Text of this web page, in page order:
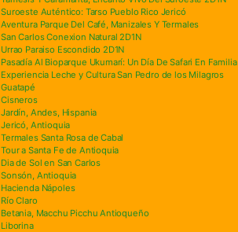
Suroeste Auténtico: Tarso Pueblo Rico Jericó
Aventura Parque Del Café, Manizales Y Termales
San Carlos Conexion Natural 2D1N
Urrao Paraiso Escondido 2D1N
Pasadía Al Bioparque Ukumarí: Un Día De Safari En Familia
Experiencia Leche y Cultura San Pedro de los Milagros
Guatapé
Cisneros
Jardín, Andes, Hispania
Jericó, Antioquia
Termales Santa Rosa de Cabal
Tour a Santa Fe de Antioquia
Dia de Sol en San Carlos
Sonsón, Antioquia
Hacienda Nápoles
Río Claro
Betania, Macchu Picchu Antioqueño
Liborina